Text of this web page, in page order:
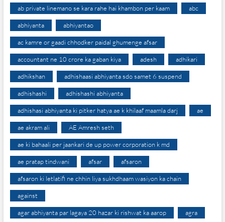
ab private linemano se kara rahe hai khambon per kaam abc
abhiyanta abhiyantao
ac kamre or gaadi chhodker paidal ghumenge afsar
accountant ne 10 crore ka gaban kiya adesh adhikari
adhikshan adhishaasi abhiyanta sdo samet 6 suspend
adhishashi adhishashi abhiyanta
adhishasi abhiyanta ki pitker hatya ae k khilaaf maamla darj ae
ae akram ali AE Amresh seth
ae ki bahaali per jaankari de up power corporation k md
ae pratap tindwani afsar afsaron
afsaron ki letlatifi ne chhin liya sukhdhaam wasiyon ka chain
against
agar abhiyanta par lagaya 20 hazar ki rishwat ka aarop agra